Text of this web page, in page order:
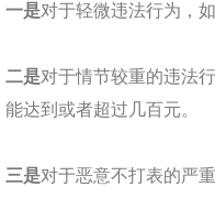
一是对于轻微违法行为，
二是对于情节较重的违法
能达到或者超过几百元。
三是对于恶意不打表的严